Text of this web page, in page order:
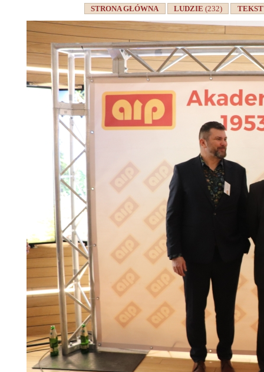
STRONA GŁÓWNA LUDZIE(232)